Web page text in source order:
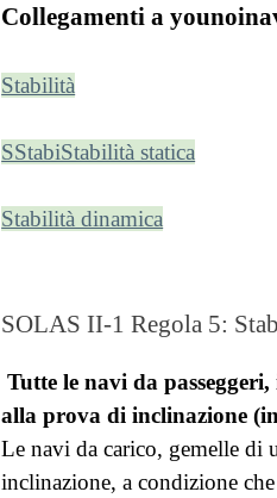
Collegamenti a
Stabilità
SStabiStabilità statica
Stabilità dinamica
SOLAS II-1 Regola 5:
Tutte le navi da
alla prova di inclinazione
Le navi da carico, gemelle di
inclinazione, a condizione